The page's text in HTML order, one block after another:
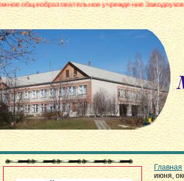
учреждение Заводоуковского
Главная
июня,